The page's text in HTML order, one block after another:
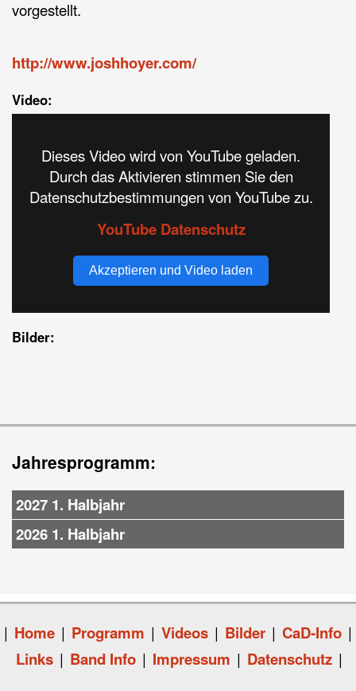
vorgestellt.
http://www.joshhoyer.com/
Video:
Dieses Video wird von YouTube geladen.
Durch das Aktivieren stimmen Sie den
Datenschutzbestimmungen von YouTube zu.
YouTube Datenschutz
Akzeptieren und Video laden
Bilder:
Jahresprogramm:
2027 1. Halbjahr
2026 1. Halbjahr
| Home | Programm | Videos | Bilder | CaD-Info |
Links | Band Info | Impressum | Datenschutz |